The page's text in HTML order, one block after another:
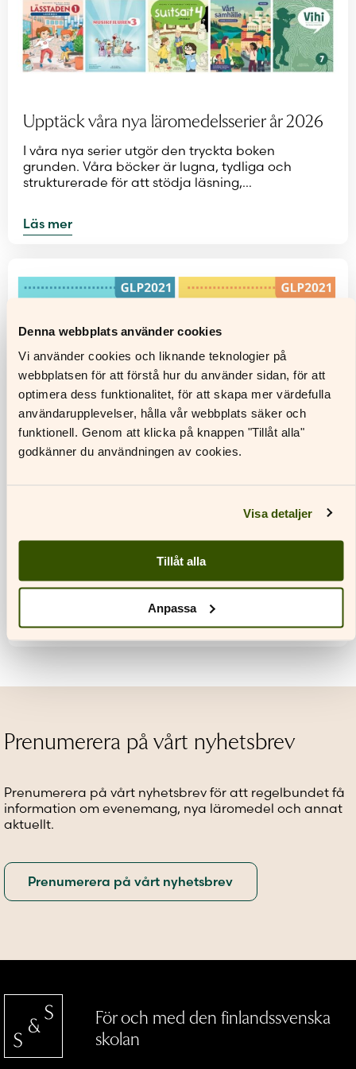
Denna webbplats använder cookies
Vi använder cookies och liknande teknologier på
webbplatsen för att förstå hur du använder sidan, för att
optimera dess funktionalitet, för att skapa mer värdefulla
användarupplevelser, hålla vår webbplats säker och
funktionell. Genom att klicka på knappen "Tillåt alla"
godkänner du användningen av cookies.
Visa detaljer
Tillåt alla
Anpassa
Upptäck våra nya läromedelsserier år 2026
I våra nya serier utgör den tryckta boken
grunden. Våra böcker är lugna, tydliga och
strukturerade för att stödja läsning,…
Läs mer
Nyhet 4 april 2025 I början av 2025 gjorde vi en
enkät bland gymnasielärarna, och frågade vad
de önskar av…
Läs mer
Prenumerera på vårt nyhetsbrev
Prenumerera på vårt nyhetsbrev för att regelbundet få
information om evenemang, nya läromedel och annat
aktuellt.
Prenumerera på vårt nyhetsbrev
För och med den finlandssvenska
skolan